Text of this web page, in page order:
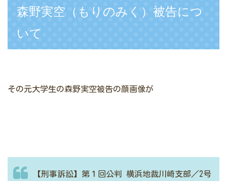
森野実空（もりのみく）被告につ
いて
その元大学生の森野実空被告の顔画像が
【刑事訴訟】第１回公判
横浜地裁川崎支部／2号